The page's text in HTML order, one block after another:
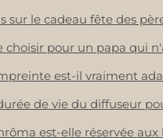
sur le cadeau fête des
choisir pour un papa qui
est-il vraiment
de vie du diffuseur
est-elle réservée aux